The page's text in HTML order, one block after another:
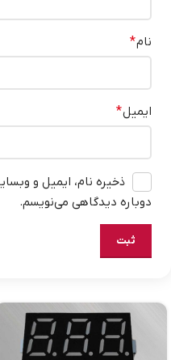
نام*
ایمیل*
ذخیره نام، ایمیل و
دوباره دیدگاهی می‌نویسم.